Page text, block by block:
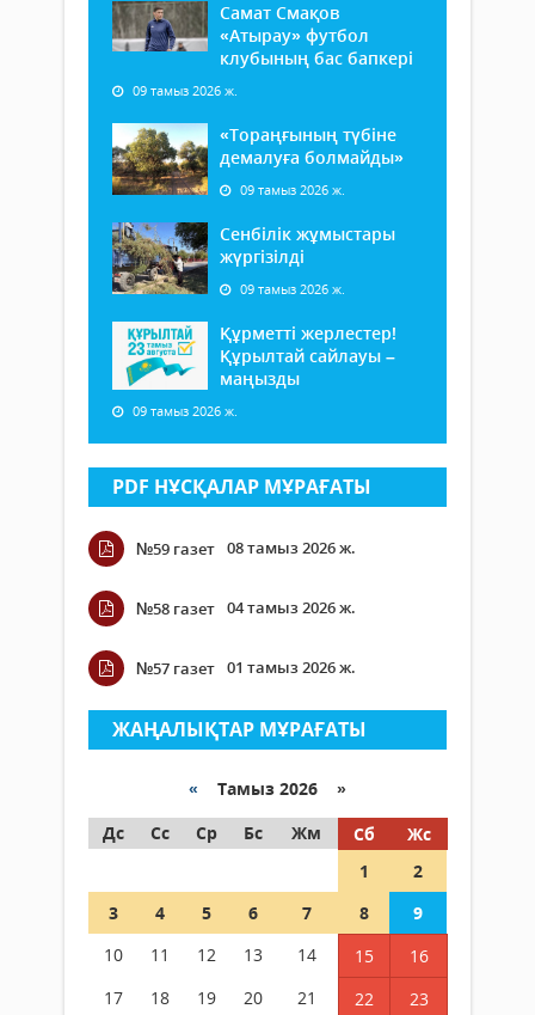
Самат Смақов
«Атырау» футбол
клубының бас бапкері
09 тамыз 2026 ж.
«Тораңғының түбіне
демалуға болмайды»
09 тамыз 2026 ж.
Сенбілік жұмыстары
жүргізілді
09 тамыз 2026 ж.
Құрметті жерлестер!
Құрылтай сайлауы –
маңызды
09 тамыз 2026 ж.
PDF НҰСҚАЛАР МҰРАҒАТЫ
№59 газет 08 тамыз 2026 ж.
№58 газет 04 тамыз 2026 ж.
№57 газет 01 тамыз 2026 ж.
ЖАҢАЛЫҚТАР МҰРАҒАТЫ
« Тамыз 2026 »
Дс
Сс Ср Бс Жм Сб
Жс
1
2
3
4 5 6 7 8
9
10
11 12 13 14 15
16
17
18 19 20 21 22
23